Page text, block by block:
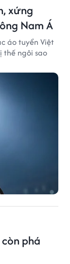
xứng
Nam Á
áo tuyển Việt
thế ngôi sao
phá